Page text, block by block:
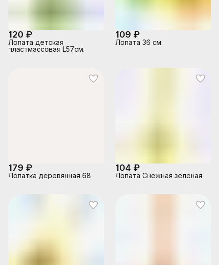
120 ₽
Лопата детская
пластмассовая L57см.
109 ₽
Лопата 36 см.
179 ₽
Лопатка деревянная 68
104 ₽
Лопата Снежная зеленая